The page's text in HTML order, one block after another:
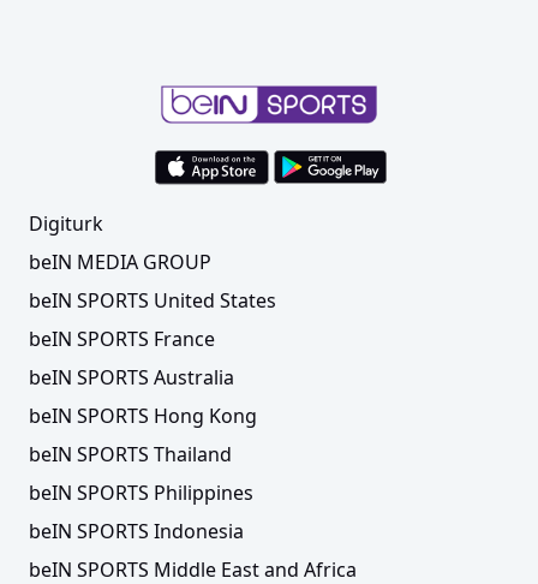
Digiturk
beIN MEDIA GROUP
beIN SPORTS United States
beIN SPORTS France
beIN SPORTS Australia
beIN SPORTS Hong Kong
beIN SPORTS Thailand
beIN SPORTS Philippines
beIN SPORTS Indonesia
beIN SPORTS Middle East and Africa